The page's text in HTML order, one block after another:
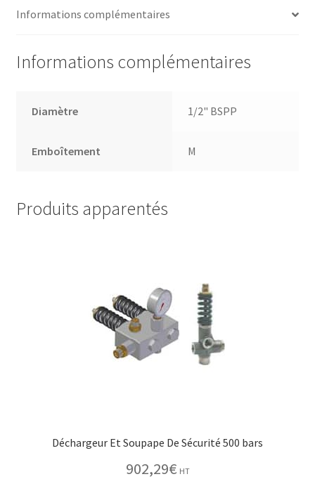
Informations complémentaires
Informations complémentaires
Diamètre 1/2" BSPP
Emboîtement M
Produits apparentés
Déchargeur Et Soupape De Sécurité 500 bars
902,29€ HT